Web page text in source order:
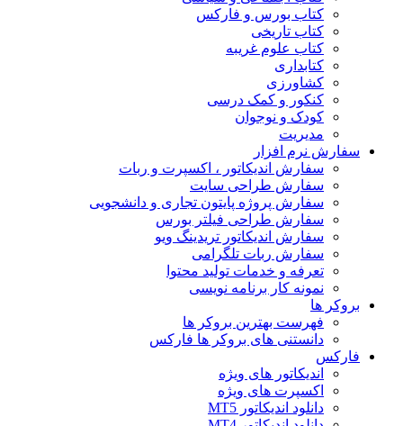
کتاب بورس و فارکس
کتاب تاریخی
کتاب علوم غریبه
کتابداری
کشاورزی
کنکور و کمک‌ درسی
کودک و نوجوان
مدیریت
سفارش نرم افزار
سفارش اندیکاتور ، اکسپرت و ربات
سفارش طراحی سایت
سفارش پروژه پایتون تجاری و دانشجویی
سفارش طراحی فیلتر بورس
سفارش اندیکاتور تریدینگ ویو
سفارش ربات تلگرامی
تعرفه و خدمات تولید محتوا
نمونه کار برنامه نویسی
بروکر ها
فهرست بهترین بروکر ها
دانستنی های بروکر ها فارکس
فارکس
اندیکاتور های ویژه
اکسپرت های ویژه
دانلود اندیکاتور MT5